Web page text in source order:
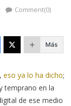
Comment(0)
Más
eso ya lo ha dicho;
temprano en la
de ese medio